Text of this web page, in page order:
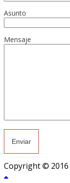
Asunto
Mensaje
Copyright © 2016